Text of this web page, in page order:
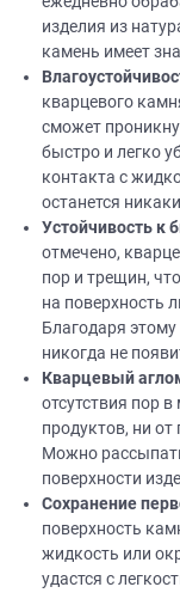
изделия из
камень имеет
кварцевого
сможет
быстро и легко
контакта с
останется
Устойчивость к
отмечено,
пор и трещин,
на поверхность
Благодаря этому
никогда не
Кварцевый
отсутствия пор
продуктов, ни
Можно
поверхности
Сохранение
поверхность
жидкость или
удастся с